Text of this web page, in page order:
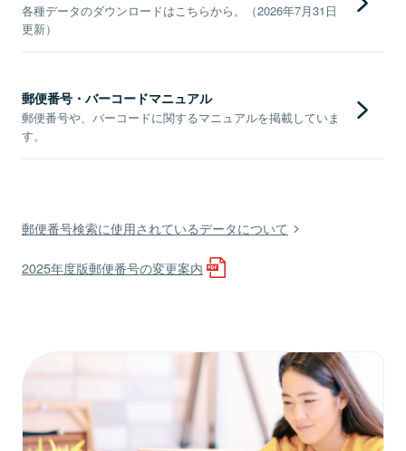
各種データのダウンロードはこちらから。（2026年7月31日
更新）
郵便番号・バーコードマニュアル
郵便番号や、バーコードに関するマニュアルを掲載していま
す。
郵便番号検索に使用されているデータについて
2025年度版郵便番号の変更案内